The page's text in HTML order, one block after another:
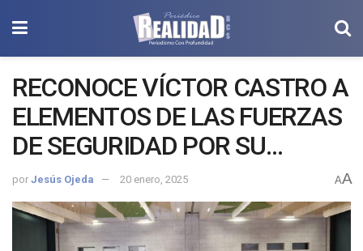
RECONOCE VÍCTOR CASTRO A
ELEMENTOS DE LAS FUERZAS
DE SEGURIDAD POR SU
COMPROMISO AL SERVICIO
DE BCS
por Jesús Ojeda 20 enero, 2025 AA